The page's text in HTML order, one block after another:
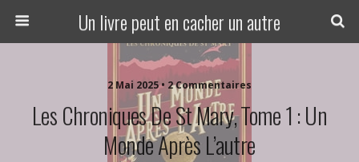
Un livre peut en cacher un autre
2 Mai 2025 • 2 Commentaires
Les Chroniques De St Mary, Tome 1 : Un
Monde Après L’autre